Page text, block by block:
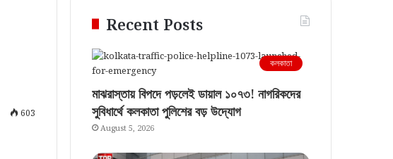
603
Recent Posts
কলকাতা
মাঝরাস্তায় বিপদে পড়লেই ডায়াল ১০৭৩! নাগরিকদের
সুবিধার্থে কলকাতা পুলিশের বড় উদ্যোগ
August 5, 2026